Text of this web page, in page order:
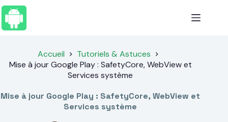
Passer
au
contenu
Accueil
Tutoriels & Astuces
Mise à jour Google Play : SafetyCore, WebView et
Services système
Mise à jour Google Play : SafetyCore, WebView et
Services système